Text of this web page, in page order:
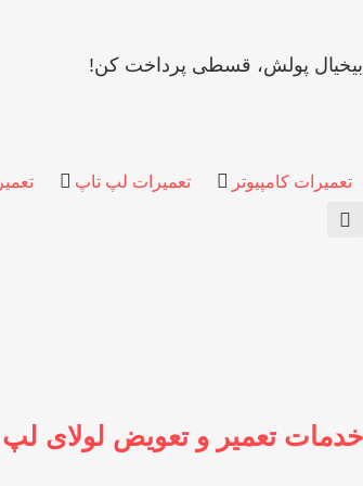
بیخیال پولش، قسطی پرداخت کن!
تعمیرات کامپیوتر تعمیرات لپ تاپ
خدمات تعمیر و تعویض لولای لپ